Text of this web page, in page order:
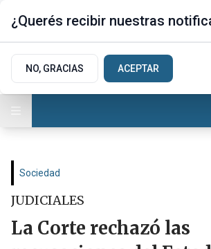
Sociedad
JUDICIALES
La Corte rechazó las
¿Querés recibir nuestras
NO, GRACIAS ACEPTAR